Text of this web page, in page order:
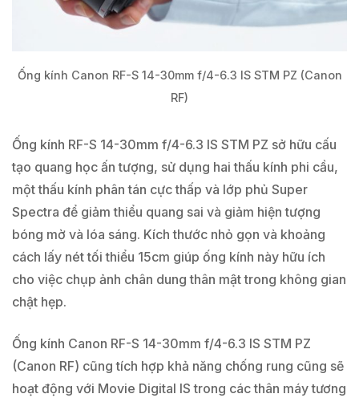
Ống kính Canon RF-S 14-30mm f/4-6.3 IS STM PZ (Canon
RF)
Ống kính RF-S 14-30mm f/4-6.3 IS STM PZ sở hữu cấu
tạo quang học ấn tượng, sử dụng hai thấu kính phi cầu,
một thấu kính phân tán cực thấp và lớp phủ Super
Spectra để giảm thiểu quang sai và giảm hiện tượng
bóng mờ và lóa sáng. Kích thước nhỏ gọn và khoảng
cách lấy nét tối thiểu 15cm giúp ống kính này hữu ích
cho việc chụp ảnh chân dung thân mật trong không gian
chật hẹp.
Ống kính Canon RF-S 14-30mm f/4-6.3 IS STM PZ
(Canon RF) cũng tích hợp khả năng chống rung cũng sẽ
hoạt động với Movie Digital IS trong các thân máy tương